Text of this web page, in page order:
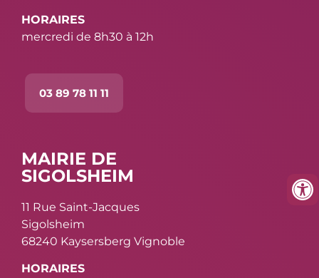
HORAIRES
mercredi de 8h30 à 12h
03 89 78 11 11
MAIRIE DE
SIGOLSHEIM
11 Rue Saint-Jacques
Sigolsheim
68240 Kaysersberg Vignoble
HORAIRES